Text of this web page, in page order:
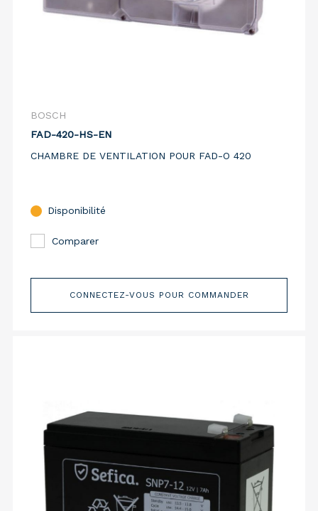
BOSCH
FAD-420-HS-EN
CHAMBRE DE VENTILATION POUR FAD-O 420
Disponibilité
Comparer
CONNECTEZ-VOUS POUR COMMANDER